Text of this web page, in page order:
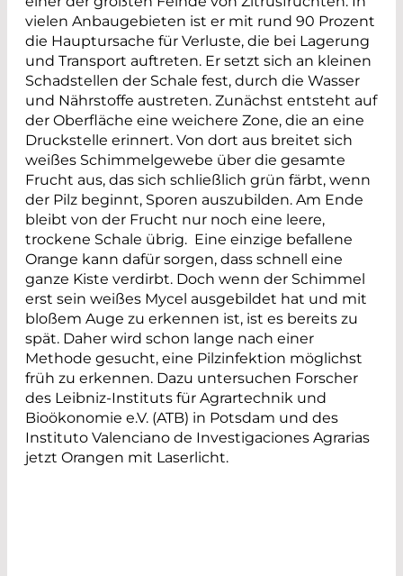
vielen Anbaugebieten ist er mit rund 90 Prozent
die Hauptursache für Verluste, die bei Lagerung
und Transport auftreten. Er setzt sich an kleinen
Schadstellen der Schale fest, durch die Wasser
und Nährstoffe austreten. Zunächst entsteht auf
der Oberfläche eine weichere Zone, die an eine
Druckstelle erinnert. Von dort aus breitet sich
weißes Schimmelgewebe über die gesamte
Frucht aus, das sich schließlich grün färbt, wenn
der Pilz beginnt, Sporen auszubilden. Am Ende
bleibt von der Frucht nur noch eine leere,
trockene Schale übrig. Eine einzige befallene
Orange kann dafür sorgen, dass schnell eine
ganze Kiste verdirbt. Doch wenn der Schimmel
erst sein weißes Mycel ausgebildet hat und mit
bloßem Auge zu erkennen ist, ist es bereits zu
spät. Daher wird schon lange nach einer
Methode gesucht, eine Pilzinfektion möglichst
früh zu erkennen. Dazu untersuchen Forscher
des Leibniz-Instituts für Agrartechnik und
Bioökonomie e.V. (ATB) in Potsdam und des
Instituto Valenciano de Investigaciones Agrarias
jetzt Orangen mit Laserlicht.